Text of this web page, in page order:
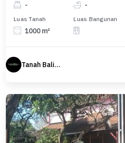
- -
Luas Tanah
1000 m²
Luas Bangunan
Tanah Bali Real Estate